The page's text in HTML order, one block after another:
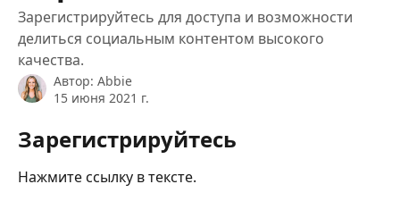
Зарегистрируйтесь для доступа и возможности
делиться социальным контентом высокого
качества.
Автор: Abbie
15 июня 2021 г.
Зарегистрируйтесь
Нажмите ссылку в тексте.